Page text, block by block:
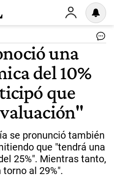
una
del 10%
que
se pronunció también
que "tendrá una
25%". Mientras tanto,
torno al 29%".